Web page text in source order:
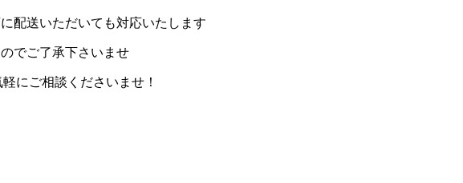
配送いただいても対応いたします
でご了承下さいませ
にご相談くださいませ！